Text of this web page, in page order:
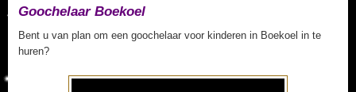
Goochelaar Boekoel
Bent u van plan om een goochelaar voor kinderen in Boekoel in te
huren?